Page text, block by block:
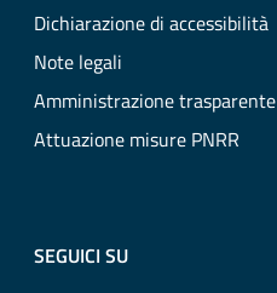
Dichiarazione di accessibilità
Note legali
Amministrazione trasparente
Attuazione misure PNRR
SEGUICI SU